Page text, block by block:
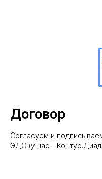
Договор
Согласуем и
ЭДО (у нас –